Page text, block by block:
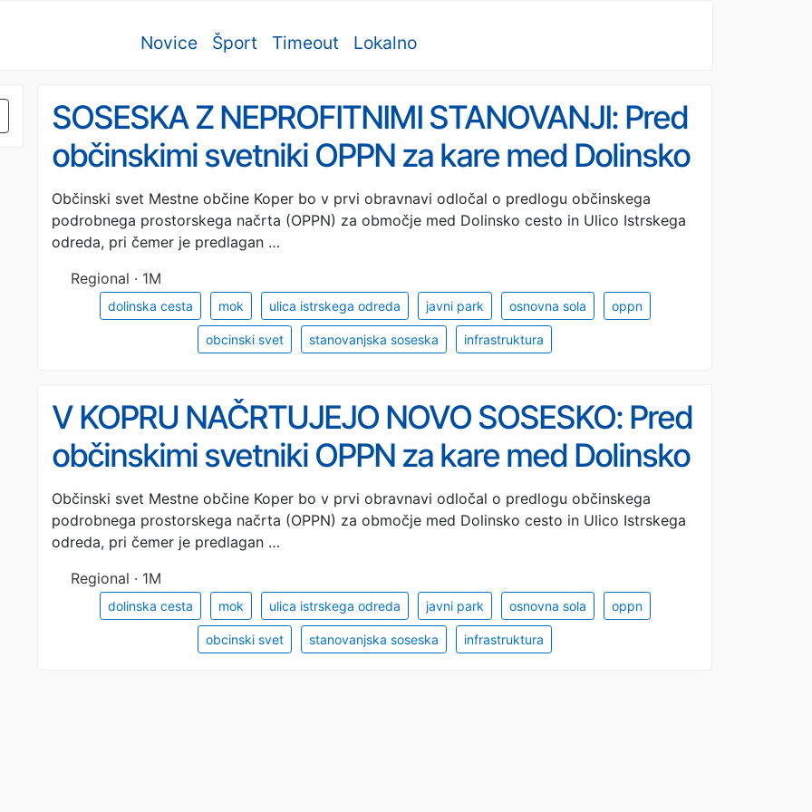
Novice Šport Timeout Lokalno
SOSESKA Z NEPROFITNIMI STANOVANJI: Pred
občinskimi svetniki OPPN za kare med Dolinsko
in Ulico Istrskega odreda
Občinski svet Mestne občine Koper bo v prvi obravnavi odločal o predlogu občinskega
podrobnega prostorskega načrta (OPPN) za območje med Dolinsko cesto in Ulico Istrskega
odreda, pri čemer je predlagan …
Regional · 1M
dolinska cesta mok ulica istrskega odreda javni park osnovna sola oppn
obcinski svet stanovanjska soseska infrastruktura
V KOPRU NAČRTUJEJO NOVO SOSESKO: Pred
občinskimi svetniki OPPN za kare med Dolinsko
in Ulico Istrskega odreda
Občinski svet Mestne občine Koper bo v prvi obravnavi odločal o predlogu občinskega
podrobnega prostorskega načrta (OPPN) za območje med Dolinsko cesto in Ulico Istrskega
odreda, pri čemer je predlagan …
Regional · 1M
dolinska cesta mok ulica istrskega odreda javni park osnovna sola oppn
obcinski svet stanovanjska soseska infrastruktura